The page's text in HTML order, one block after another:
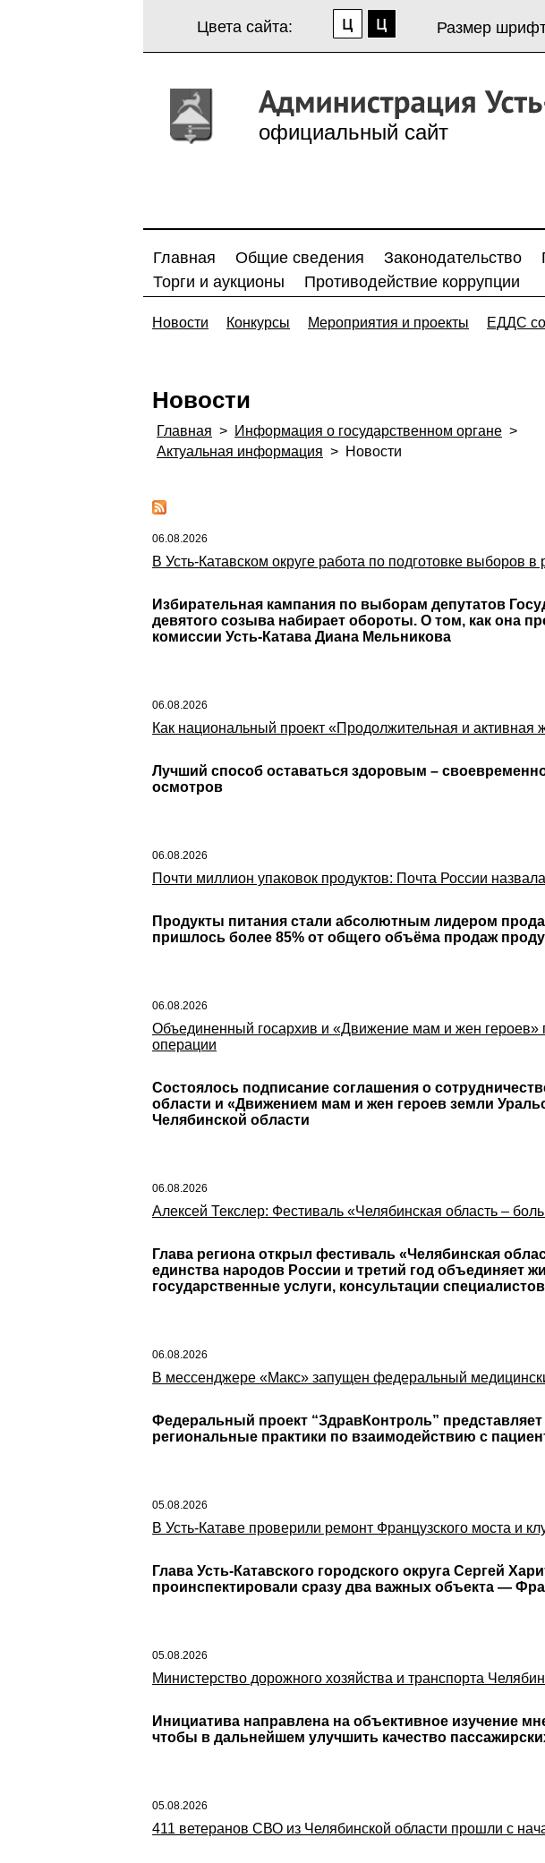
Цвета сайта: Размер
официальный сайт
Главная Общие сведения Законодательство
Торги и аукционы
Противодействие коррупции
Новости Конкурсы Мероприятия и проекты ЕДДС
Новости
Главная > Информация о государственном органе >
Актуальная информация > Новости
06.08.2026
В Усть-Катавском округе работа по подготовке выборов в
Избирательная кампания по выборам депутатов
девятого созыва набирает обороты. О том, как она
комиссии Усть-Катава Диана Мельникова
06.08.2026
Как национальный проект «Продолжительная и активная
Лучший способ оставаться здоровым –
осмотров
06.08.2026
Почти миллион упаковок продуктов: Почта России
Продукты питания стали абсолютным лидером
пришлось более 85% от общего объёма продаж
06.08.2026
Объединенный госархив и «Движение мам и жен героев»
операции
Состоялось подписание соглашения о
области и «Движением мам и жен героев земли
Челябинской области
06.08.2026
Алексей Текслер: Фестиваль «Челябинская область –
Глава региона открыл фестиваль «Челябинская
единства народов России и третий год объединяет
государственные услуги, консультации
06.08.2026
В мессенджере «Макс» запущен федеральный
Федеральный проект “ЗдравКонтроль”
региональные практики по взаимодействию с
05.08.2026
В Усть-Катаве проверили ремонт Французского моста и
Глава Усть-Катавского городского округа Сергей
проинспектировали сразу два важных объекта —
05.08.2026
Министерство дорожного хозяйства и транспорта
Инициатива направлена на объективное изучение
чтобы в дальнейшем улучшить качество
05.08.2026
411 ветеранов СВО из Челябинской области прошли с